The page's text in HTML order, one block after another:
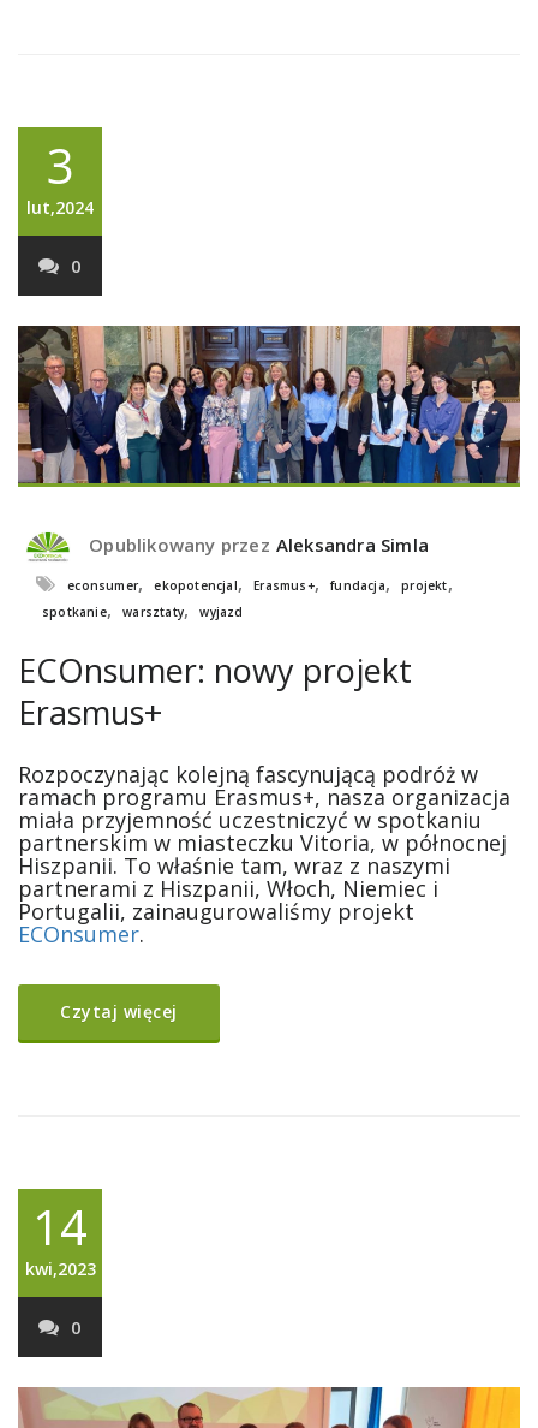
3
lut,2024
0
Opublikowany przez Aleksandra Simla
econsumer, ekopotencjal, Erasmus+, fundacja, projekt,
spotkanie, warsztaty, wyjazd
ECOnsumer: nowy projekt
Erasmus+
Rozpoczynając kolejną fascynującą podróż w
ramach programu Erasmus+, nasza organizacja
miała przyjemność uczestniczyć w spotkaniu
partnerskim w miasteczku Vitoria, w północnej
Hiszpanii. To właśnie tam, wraz z naszymi
partnerami z Hiszpanii, Włoch, Niemiec i
Portugalii, zainaugurowaliśmy projekt
ECOnsumer.
Czytaj więcej
14
kwi,2023
0